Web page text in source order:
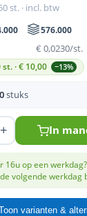
st. · incl. btw
576.000
€ 0,0230/st.
· € 10,00 −13%
stuks
+ In
16u op een werkdag?
volgende werkdag
varianten &